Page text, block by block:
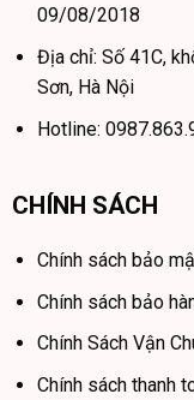
09/08/2018
Địa chỉ: Số 41C,
Sơn, Hà Nội
Hotline:
CHÍNH SÁCH
Chính sách bảo
Chính sách bảo
Chính Sách Vận
Chính sách thanh